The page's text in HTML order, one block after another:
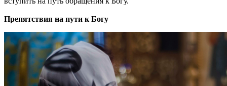
Препятствия на пути к Богу